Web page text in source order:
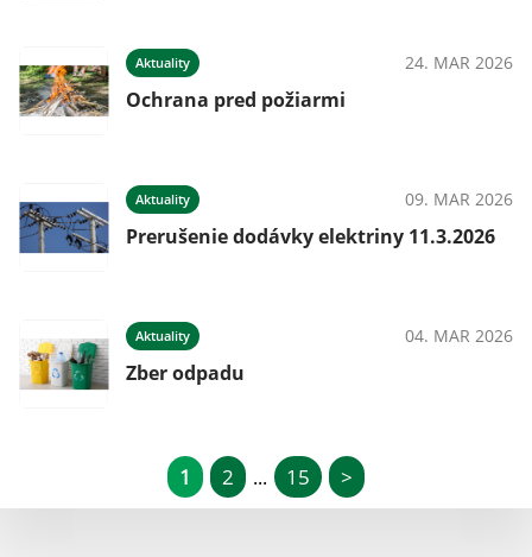
Aktuality 24. MAR 2026
Ochrana pred požiarmi
Aktuality 09. MAR 2026
Prerušenie dodávky elektriny 11.3.2026
Aktuality 04. MAR 2026
Zber odpadu
1 2 ... 15 >